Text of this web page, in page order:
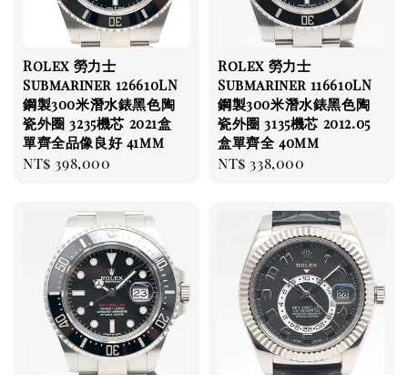
Rolex 勞力士
Submariner 126610LN
鋼製300米潛水錶黑色陶
瓷外圈 3235機芯 2021盒
單齊全品像良好 41mm
Regular
NT$ 398,000
Rolex 勞力士
Submariner 116610LN
鋼製300米潛水錶黑色陶
瓷外圈 3135機芯 2012.05
盒單齊全 40mm
Regular
NT$ 338,000